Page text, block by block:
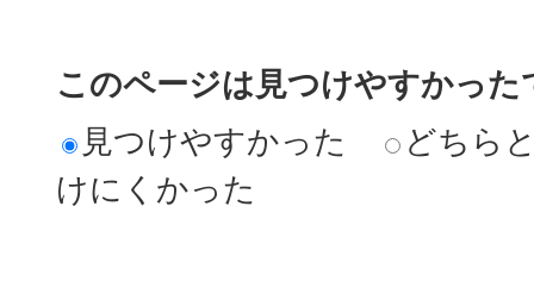
このページは見つけやすかった
見つけやすかった
どちら
けにくかった